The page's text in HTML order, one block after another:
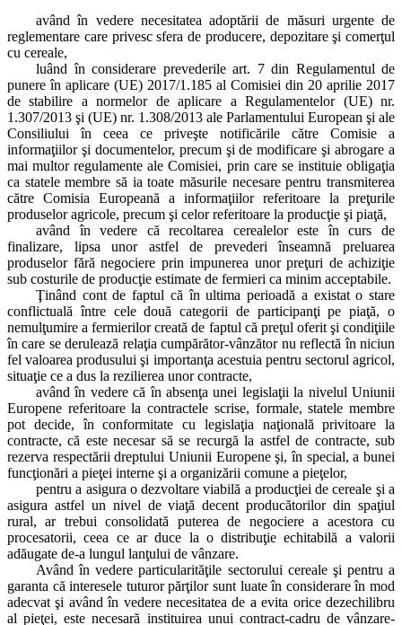
având în vedere necesitatea adoptării de măsuri urgente de
reglementare care privesc sfera de producere, depozitare şi comerţul
cu cereale,
luând în considerare prevederile art. 7 din Regulamentul de
punere în aplicare (UE) 2017/1.185 al Comisiei din 20 aprilie 2017
de stabilire a normelor de aplicare a Regulamentelor (UE) nr.
1.307/2013 şi (UE) nr. 1.308/2013 ale Parlamentului European şi ale
Consiliului în ceea ce priveşte notificările către Comisie a
informaţiilor şi documentelor, precum şi de modificare şi abrogare a
mai multor regulamente ale Comisiei, prin care se instituie obligaţia
ca statele membre să ia toate măsurile necesare pentru transmiterea
către Comisia Europeană a informaţiilor referitoare la preţurile
produselor agricole, precum şi celor referitoare la producţie şi piaţă,
având în vedere că recoltarea cerealelor este în curs de
finalizare, lipsa unor astfel de prevederi înseamnă preluarea
produselor fără negociere prin impunerea unor preţuri de achiziţie
sub costurile de producţie estimate de fermieri ca minim acceptabile.
Ţinând cont de faptul că în ultima perioadă a existat o stare
conflictuală între cele două categorii de participanţi pe piaţă, o
nemulţumire a fermierilor creată de faptul că preţul oferit şi condiţiile
în care se derulează relaţia cumpărător-vânzător nu reflectă în niciun
fel valoarea produsului şi importanţa acestuia pentru sectorul agricol,
situaţie ce a dus la rezilierea unor contracte,
având în vedere că în absenţa unei legislaţii la nivelul Uniunii
Europene referitoare la contractele scrise, formale, statele membre
pot decide, în conformitate cu legislaţia naţională privitoare la
contracte, că este necesar să se recurgă la astfel de contracte, sub
rezerva respectării dreptului Uniunii Europene şi, în special, a bunei
funcţionări a pieţei interne şi a organizării comune a pieţelor,
pentru a asigura o dezvoltare viabilă a producţiei de cereale şi a
asigura astfel un nivel de viaţă decent producătorilor din spaţiul
rural, ar trebui consolidată puterea de negociere a acestora cu
procesatorii, ceea ce ar duce la o distribuţie echitabilă a valorii
adăugate de-a lungul lanţului de vânzare.
Având în vedere particularităţile sectorului cereale şi pentru a
garanta că interesele tuturor părţilor sunt luate în considerare în mod
adecvat şi având în vedere necesitatea de a evita orice dezechilibru
al pieţei, este necesară instituirea unui contract-cadru de vânzare-